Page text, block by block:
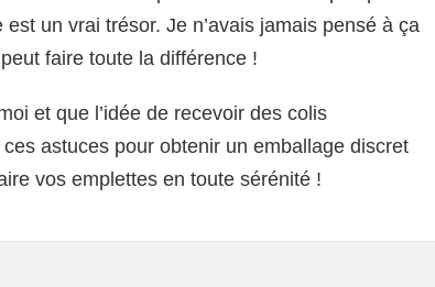
un vrai trésor. Je n’avais jamais pensé à ça
faire toute la différence !
et que l’idée de recevoir des colis
astuces pour obtenir un emballage discret
vos emplettes en toute sérénité !